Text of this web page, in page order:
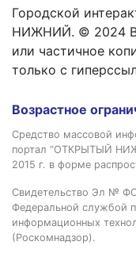
Городской
НИЖНИЙ. © 2024
или частичное
только с
Возрастное
Средство массовой
портал “ОТКРЫТЫЙ
2015 г. в форме
Свидетельство Эл №
Федеральной службой
информационных
(Роскомнадзор).